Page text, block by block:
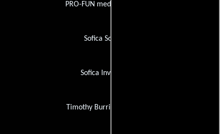
PRO-FUN media Filmverleih
Sofica Sofinergie
Sofica Investimage
Timothy Burrill Productions